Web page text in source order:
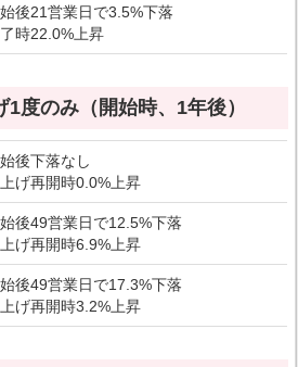
始後21営業日で3.5%下落
了時22.0%上昇
度のみ（開始時、1年後）
始後下落なし
上げ再開時0.0%上昇
始後49営業日で12.5%下落
上げ再開時6.9%上昇
始後49営業日で17.3%下落
上げ再開時3.2%上昇